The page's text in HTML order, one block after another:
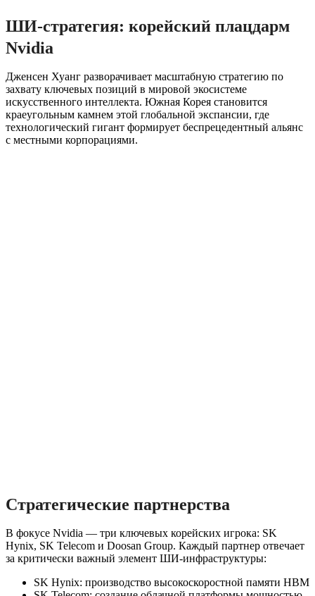
ШИ-стратегия: корейский плацдарм
Nvidia
Дженсен Хуанг разворачивает масштабную стратегию по
захвату ключевых позиций в мировой экосистеме
искусственного интеллекта. Южная Корея становится
краеугольным камнем этой глобальной экспансии, где
технологический гигант формирует беспрецедентный альянс
с местными корпорациями.
Стратегические партнерства
В фокусе Nvidia — три ключевых корейских игрока: SK
Hynix, SK Telecom и Doosan Group. Каждый партнер отвечает
за критически важный элемент ШИ-инфраструктуры:
SK Hynix: производство высокоскоростной памяти HBM